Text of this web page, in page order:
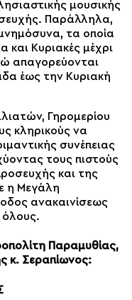
μουσικής
Παράλληλα,
τα οποία
και Κυριακές μέχρι
απαγορεύονται
έως την Κυριακή
Γηρομερίου
κληρικούς να
συνέπειας
τους πιστούς
και της
η Μεγάλη
ανακαινίσεως
όλους.
Παραμυθίας,
κ. Σεραπίωνος: